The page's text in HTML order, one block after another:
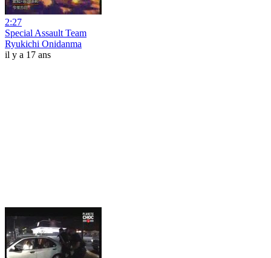
2:27
Special Assault Team
Ryukichi Onidanma
il y a 17 ans